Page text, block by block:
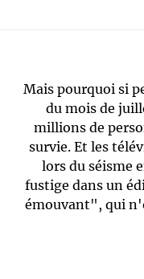
Le médiateur
Mais pourquoi si
du mois de
millions de
survie. Et les
lors du séisme
fustige dans un
émouvant", qui